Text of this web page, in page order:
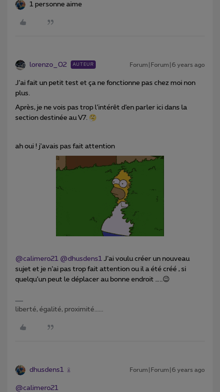
1 personne aime
lorenzo_02 AUTEUR Forum|Forum|6 years ago
J’ai fait un petit test et ça ne fonctionne pas chez moi non
plus.
Après, je ne vois pas trop l’intérêt d’en parler ici dans la
section destinée au V7.
ah oui ! j’avais pas fait attention
@calimero21 @dhusdens1 J’ai voulu créer un nouveau
sujet et je n’ai pas trop fait attention ou il a été créé , si
quelqu’un peut le déplacer au bonne endroit …..😉
liberté, égalité, proximité......
dhusdens1 Forum|Forum|6 years ago
@calimero21